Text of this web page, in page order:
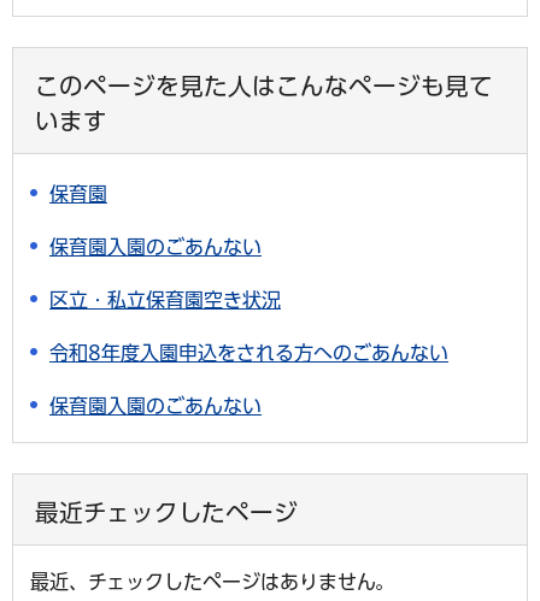
このページを見た人はこんなページも見て
います
保育園
保育園入園のごあんない
区立・私立保育園空き状況
令和8年度入園申込をされる方へのごあんない
保育園入園のごあんない
最近チェックしたページ
最近、チェックしたページはありません。